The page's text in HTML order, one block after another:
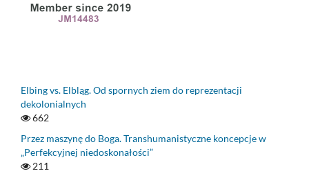
Elbing vs. Elbląg. Od spornych ziem do reprezentacji
dekolonialnych
662
Przez maszynę do Boga. Transhumanistyczne koncepcje w
„Perfekcyjnej niedoskonałości”
211